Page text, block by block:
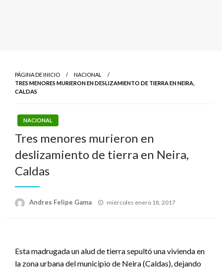
PÁGINA DE INICIO
NACIONAL
TRES MENORES MURIERON EN DESLIZAMIENTO DE TIERRA EN NEIRA,
CALDAS
NACIONAL
Tres menores murieron en
deslizamiento de tierra en Neira,
Caldas
Andres Felipe Gama
Publicado
miércoles enero 18, 2017
Esta madrugada un alud de tierra sepultó una vivienda en
la zona urbana del municipio de Neira (Caldas), dejando